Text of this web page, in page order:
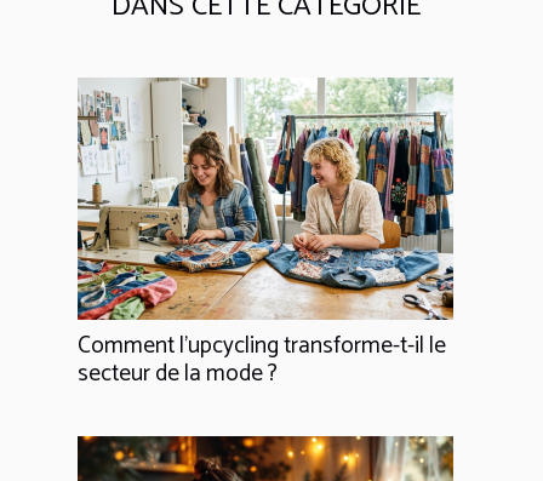
Comment l'upcycling transforme-t-il le
secteur de la mode ?